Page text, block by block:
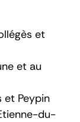
et
et au
et Peypin
du-